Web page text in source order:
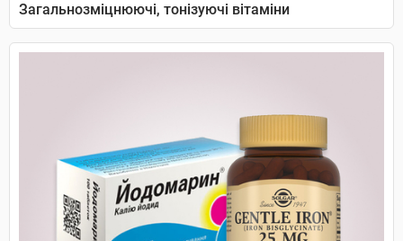
Загальнозміцнюючі, тонізуючі вітаміни